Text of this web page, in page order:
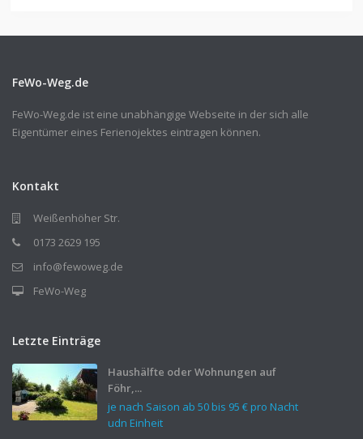
FeWo-Weg.de
FeWo-Weg.de ist eine unabhängige Webseite in der sich alle
Eigentümer eines Ferienojektes eintragen können.
Kontakt
Weißenhöher Str.
0173 2629 195
info@fewoweg.de
FeWo-Weg
Letzte Einträge
Haushälfte oder Wohnungen auf
Föhr,...
je nach Saison ab 50 bis 95 € pro Nacht
udn Einheit